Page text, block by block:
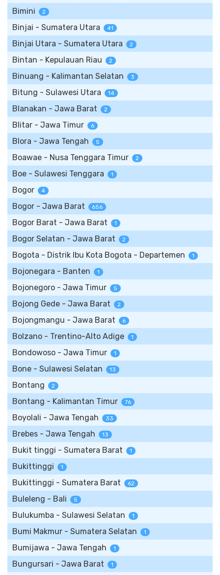
Bimini 2
Binjai - Sumatera Utara 41
Binjai Utara - Sumatera Utara 2
Bintan - Kepulauan Riau 2
Binuang - Kalimantan Selatan 3
Bitung - Sulawesi Utara 14
Blanakan - Jawa Barat 2
Blitar - Jawa Timur 6
Blora - Jawa Tengah 5
Boawae - Nusa Tenggara Timur 2
Boe - Sulawesi Tenggara 1
Bogor 4
Bogor - Jawa Barat 656
Bogor Barat - Jawa Barat 1
Bogor Selatan - Jawa Barat 2
Bogota - Distrik Ibu Kota Bogota - Departemen 1
Bojonegara - Banten 1
Bojonegoro - Jawa Timur 5
Bojong Gede - Jawa Barat 2
Bojongmangu - Jawa Barat 6
Bolzano - Trentino-Alto Adige 1
Bondowoso - Jawa Timur 1
Bone - Sulawesi Selatan 13
Bontang 2
Bontang - Kalimantan Timur 76
Boyolali - Jawa Tengah 33
Brebes - Jawa Tengah 13
Bukit tinggi - Sumatera Barat 1
Bukittinggi 1
Bukittinggi - Sumatera Barat 62
Buleleng - Bali 5
Bulukumba - Sulawesi Selatan 1
Bumi Makmur - Sumatera Selatan 1
Bumijawa - Jawa Tengah 1
Bungursari - Jawa Barat 1